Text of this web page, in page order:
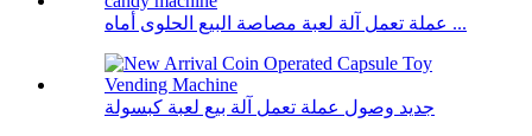
عملة تعمل آلة لعبة مصاصة البيع الحلوى أماه ...
جديد وصول عملة تعمل آلة بيع لعبة كبسولة